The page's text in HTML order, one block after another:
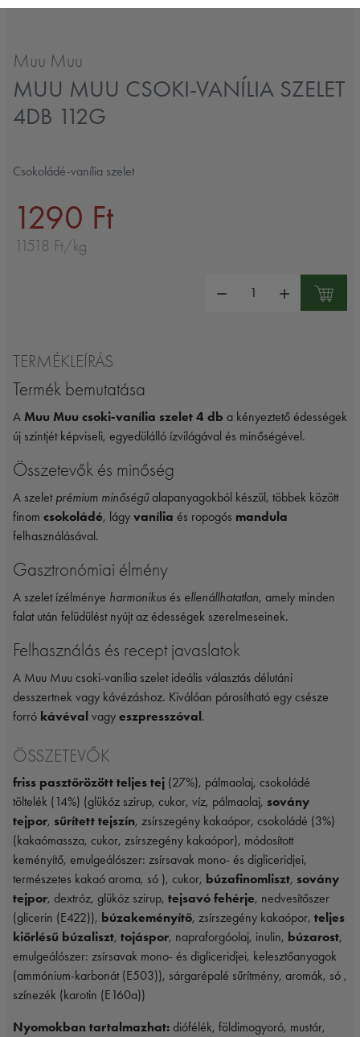
Muu Muu
MUU MUU CSOKI-VANÍLIA SZELET
4DB 112G
Csokoládé-vanília szelet
1290 Ft
11518 Ft/kg
TERMÉKLEÍRÁS
Termék bemutatása
A Muu Muu csoki-vanília szelet 4 db a kényeztető édességek
új szintjét képviseli, egyedülálló ízvilágával és minőségével.
Összetevők és minőség
A szelet prémium minőségűalapanyagokból készül, többek között
finom csokoládé, lágy vanília és ropogós mandula
felhasználásával.
Gasztronómiai élmény
A szelet ízélménye harmonikus és ellenállhatatlan, amely minden
falat után felüdülést nyújt az édességek szerelmeseinek.
Felhasználás és recept javaslatok
A Muu Muu csoki-vanília szelet ideális választás délutáni
desszertnek vagy kávézáshoz. Kiválóan párosítható egy csésze
forró kávéval vagy eszpresszóval.
ÖSSZETEVŐK
friss pasztőrözött teljes tej (27%), pálmaolaj, csokoládé
töltelék (14%) (glükóz szirup, cukor, víz, pálmaolaj, sovány
tejpor, sűrített tejszín, zsírszegény kakaópor, csokoládé (3%)
(kakaómassza, cukor, zsírszegény kakaópor), módosított
keményítő, emulgeálószer: zsírsavak mono- és digliceridjei,
természetes kakaó aroma, só ), cukor, búzafinomliszt, sovány
tejpor, dextróz, glükóz szirup, tejsavó fehérje, nedvesítőszer
(glicerin (E422)), búzakeményítő, zsírszegény kakaópor, teljes
kiőrlésű búzaliszt, tojáspor, napraforgóolaj, inulin, búzarost,
emulgeálószer: zsírsavak mono- és digliceridjei, kelesztőanyagok
(ammónium-karbonát (E503)), sárgarépalé sűrítmény, aromák, só ,
színezék (karotin (E160a))
Nyomokban tartalmazhat: diófélék, földimogyoró, mustár,